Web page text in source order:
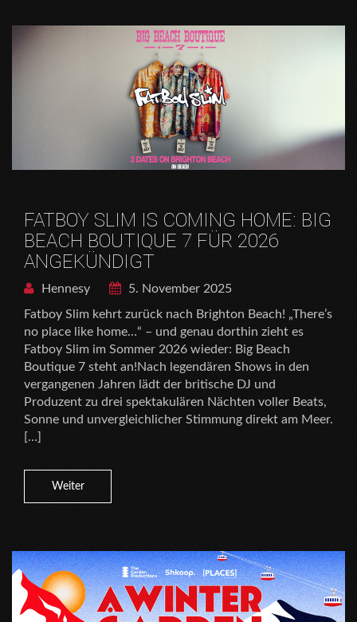
FATBOY SLIM IS COMING HOME: BIG
BEACH BOUTIQUE 7 FÜR 2026
ANGEKÜNDIGT
Hennesy
5. November 2025
Fatboy Slim kehrt zurück nach Brighton Beach! „There’s
no place like home…“ – und genau dorthin zieht es
Fatboy Slim im Sommer 2026 wieder: Big Beach
Boutique 7 steht an!Nach legendären Shows in den
vergangenen Jahren lädt der britische DJ und
Produzent zu drei spektakulären Nächten voller Beats,
Sonne und unvergleichlicher Stimmung direkt am Meer.
[…]
Weiter